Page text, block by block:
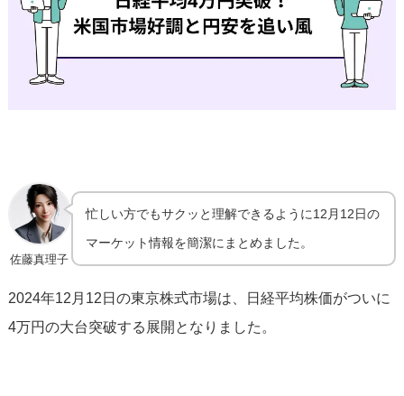
佐藤真理子
忙しい方でもサクッと理解できるように12月12日の
マーケット情報を簡潔にまとめました。
2024年12月12日の東京株式市場は、日経平均株価がついに
4万円の大台突破する展開となりました。